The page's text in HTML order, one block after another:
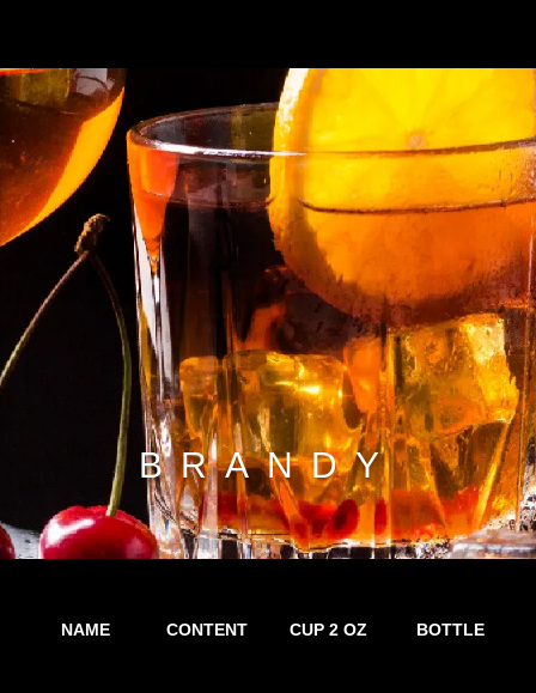
BRANDY
NAME CONTENT CUP 2 OZ BOTTLE